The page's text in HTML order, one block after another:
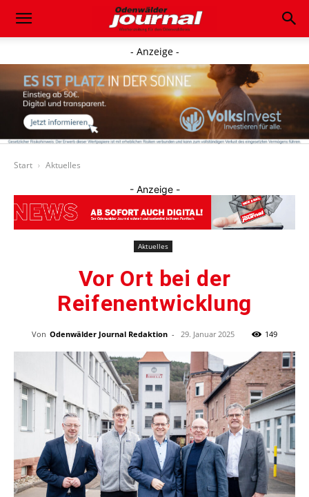
- Anzeige -
Start Aktuelles
- Anzeige -
Aktuelles
Vor Ort bei der
Reifenentwicklung
Von Odenwälder Journal Redaktion - 29. Januar 2025 149